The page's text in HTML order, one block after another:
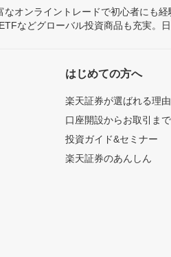
なオンライントレードで初心者にも
などグローバル投資商品も充実。
はじめての方へ
楽天証券が選ばれる理由
口座開設からお取引ま
投資ガイド&セミナー
楽天証券のあんしん